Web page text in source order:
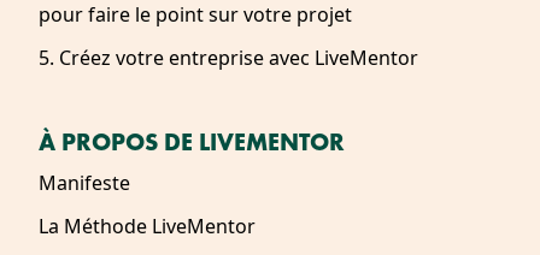
pour faire le point sur votre projet
5. Créez votre entreprise avec LiveMentor
À PROPOS DE LIVEMENTOR
Manifeste
La Méthode LiveMentor